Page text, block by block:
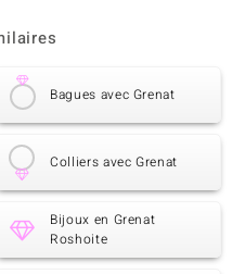
Bagues avec Grenat
Colliers avec Grenat
Bijoux en Grenat
Roshoite